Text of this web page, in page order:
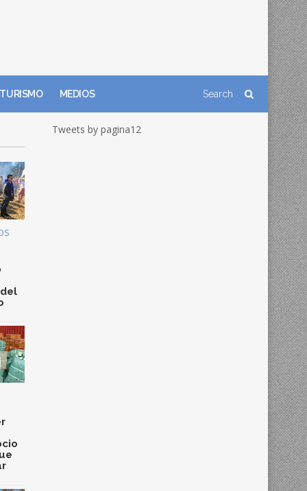
TURISMO MEDIOS
Tweets by pagina12